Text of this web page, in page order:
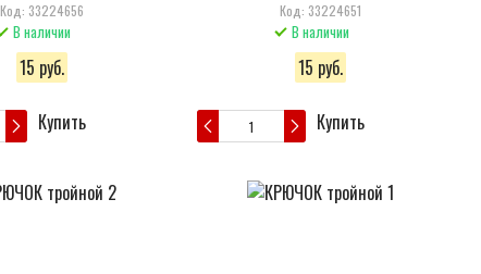
Код: 33224656
В наличии
15 руб.
Купить
Код: 33224651
В наличии
15 руб.
Купить